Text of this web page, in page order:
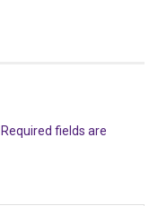
Required fields are